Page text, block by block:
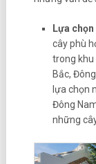
Lựa
cây phù
trong khu
Bắc,
lựa chọn
Đông
những